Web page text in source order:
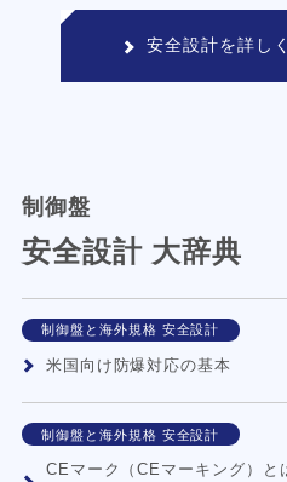
安全設計を詳し
制御盤
安全設計 大辞典
制御盤と海外規格 安全設計
米国向け防爆対応の基本
制御盤と海外規格 安全設計
CEマーク（CEマーキング）と